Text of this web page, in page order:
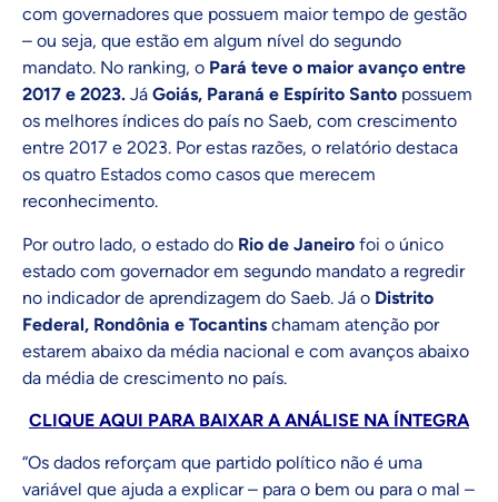
com governadores que possuem maior tempo de gestão
– ou seja, que estão em algum nível do segundo
mandato. No ranking, o Pará teve o maior avanço entre
2017 e 2023. Já Goiás, Paraná e Espírito Santo possuem
os melhores índices do país no Saeb, com crescimento
entre 2017 e 2023. Por estas razões, o relatório destaca
os quatro Estados como casos que merecem
reconhecimento.
Por outro lado, o estado do Rio de Janeiro foi o único
estado com governador em segundo mandato a regredir
no indicador de aprendizagem do Saeb. Já o Distrito
Federal, Rondônia e Tocantins chamam atenção por
estarem abaixo da média nacional e com avanços abaixo
da média de crescimento no país.
CLIQUE AQUI PARA BAIXAR A ANÁLISE NA ÍNTEGRA
“Os dados reforçam que partido político não é uma
variável que ajuda a explicar – para o bem ou para o mal –